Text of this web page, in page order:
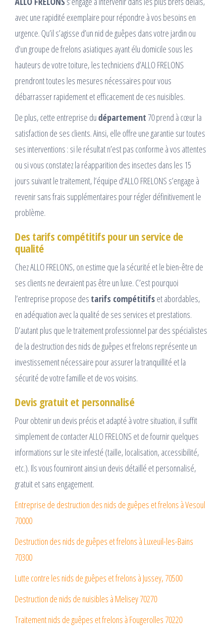
avec une rapidité exemplaire pour répondre à vos besoins en
urgence. Qu’il s’agisse d’un nid de guêpes dans votre jardin ou
d’un groupe de frelons asiatiques ayant élu domicile sous les
hauteurs de votre toiture, les techniciens d’ALLO FRELONS
prendront toutes les mesures nécessaires pour vous
débarrasser rapidement et efficacement de ces nuisibles.
De plus, cette entreprise du département 70 prend à cœur la
satisfaction de ses clients. Ainsi, elle offre une garantie sur toutes
ses interventions : si le résultat n’est pas conforme à vos attentes
ou si vous constatez la réapparition des insectes dans les 15
jours suivant le traitement, l’équipe d’ALLO FRELONS s’engage à
revenir sans frais supplémentaires pour régler définitivement le
problème.
Des tarifs compétitifs pour un service de
qualité
Chez ALLO FRELONS, on estime que la sécurité et le bien-être de
ses clients ne devraient pas être un luxe. C’est pourquoi
l’entreprise propose des tarifs compétitifs et abordables,
en adéquation avec la qualité de ses services et prestations.
D’autant plus que le traitement professionnel par des spécialistes
de la destruction des nids de guêpes et frelons représente un
investissement nécessaire pour assurer la tranquillité et la
sécurité de votre famille et de vos voisins.
Devis gratuit et personnalisé
Pour obtenir un devis précis et adapté à votre situation, il suffit
simplement de contacter ALLO FRELONS et de fournir quelques
informations sur le site infesté (taille, localisation, accessibilité,
etc.). Ils vous fourniront ainsi un devis détaillé et personnalisé,
gratuit et sans engagement.
Entreprise de destruction des nids de guêpes et frelons à Vesoul
70000
Destruction des nids de guêpes et frelons à Luxeuil-les-Bains
70300
Lutte contre les nids de guêpes et frelons à Jussey, 70500
Destruction de nids de nuisibles à Melisey 70270
Traitement nids de guêpes et frelons à Fougerolles 70220